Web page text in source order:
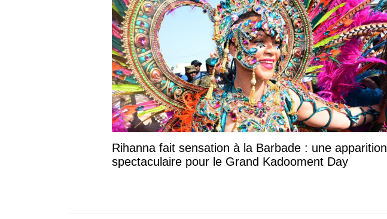
Rihanna fait sensation à la Barbade : une apparition
spectaculaire pour le Grand Kadooment Day